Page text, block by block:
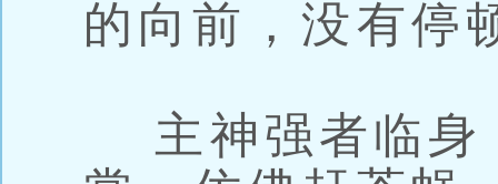
的向前，没有停
主神强者临身